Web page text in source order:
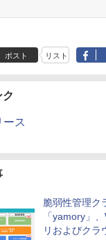
ポスト リスト
ク
ース
脆弱性管理ク
「yamory」
リおよびクラ